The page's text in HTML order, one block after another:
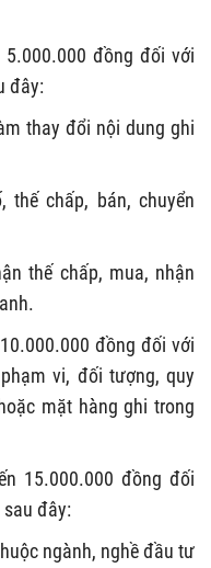
đồng đối với
đây:
thay đổi nội dung ghi
thế chấp, bán, chuyển
thế chấp, mua, nhận
đồng đối với
vi, đối tượng, quy
mặt hàng ghi trong
15.000.000 đồng đối
đây:
ngành, nghề đầu tư